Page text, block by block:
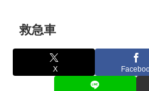
救急車
X